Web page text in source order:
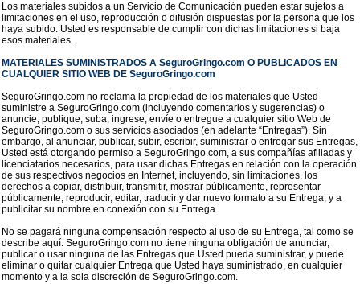
Los materiales subidos a un Servicio de Comunicación pueden estar sujetos a
limitaciones en el uso, reproducción o difusión dispuestas por la persona que los
haya subido. Usted es responsable de cumplir con dichas limitaciones si baja
esos materiales.
MATERIALES SUMINISTRADOS A SeguroGringo.com O PUBLICADOS EN
CUALQUIER SITIO WEB DE SeguroGringo.com
SeguroGringo.com no reclama la propiedad de los materiales que Usted
suministre a SeguroGringo.com (incluyendo comentarios y sugerencias) o
anuncie, publique, suba, ingrese, envíe o entregue a cualquier sitio Web de
SeguroGringo.com o sus servicios asociados (en adelante “Entregas”). Sin
embargo, al anunciar, publicar, subir, escribir, suministrar o entregar sus Entregas,
Usted está otorgando permiso a SeguroGringo.com, a sus compañías afiliadas y
licenciatarios necesarios, para usar dichas Entregas en relación con la operación
de sus respectivos negocios en Internet, incluyendo, sin limitaciones, los
derechos a copiar, distribuir, transmitir, mostrar públicamente, representar
públicamente, reproducir, editar, traducir y dar nuevo formato a su Entrega; y a
publicitar su nombre en conexión con su Entrega.
No se pagará ninguna compensación respecto al uso de su Entrega, tal como se
describe aquí. SeguroGringo.com no tiene ninguna obligación de anunciar,
publicar o usar ninguna de las Entregas que Usted pueda suministrar, y puede
eliminar o quitar cualquier Entrega que Usted haya suministrado, en cualquier
momento y a la sola discreción de SeguroGringo.com.